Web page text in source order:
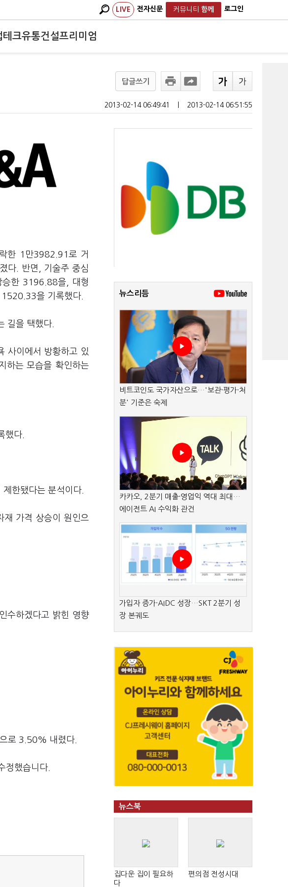
LIVE 전자신문 커뮤니티 함께 로그인
테크유통건설프리미엄
답글쓰기
2013-02-14 06:49:41 2013-02-14 06:51:55
한 1만3982.91로 거
다. 반면, 기술주 중심
한 3196.88을, 대형
을 기록했다.
길을 택했다.
사이에서 방황하고 있
하는 모습을 확인하는
했다.
한됐다는 분석이다.
재 가격 상승이 원인으
수하겠다고 밝힌 영향
로 3.50% 내렸다.
정했습니다.
뉴스리듬
비트코인도 국가자산으로…'보관·평가·처
분' 기준은 숙제
카카오, 2분기 매출·영업익 역대 최대…
에이전트 AI 수익화 관건
가입자 증가·AIDC 성장…SKT 2분기 성
장 본궤도
뉴스북
집다운 집이 필요하
다
편의점 전성시대